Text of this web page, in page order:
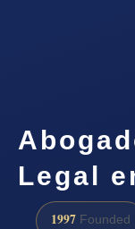
Legal
1997 Founded